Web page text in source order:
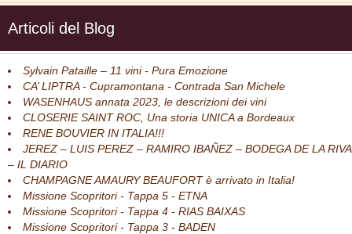
Articoli del Blog
Sylvain Pataille – 11 vini - Pura Emozione
CA’ LIPTRA - Cupramontana - Contrada San Michele
WASENHAUS annata 2023, le descrizioni dei vini
CLOSERIE SAINT ROC, Una storia UNICA a Bordeaux
RENE BOUVIER IN ITALIA!!!
JEREZ – LUIS PEREZ – RAMIRO IBAÑEZ – BODEGA DE LA RIVA
– IL DIARIO
CHAMPAGNE AMAURY BEAUFORT è arrivato in Italia!
Missione Scopritori - Tappa 5 - ETNA
Missione Scopritori - Tappa 4 - RIAS BAIXAS
Missione Scopritori - Tappa 3 - BADEN